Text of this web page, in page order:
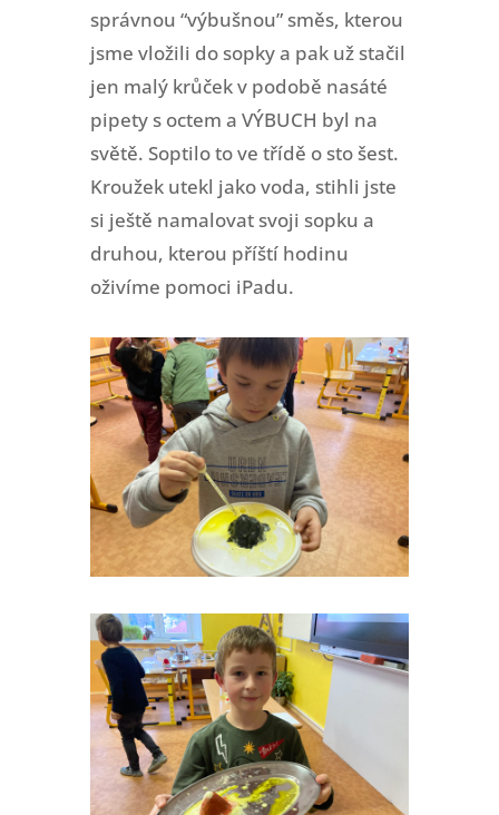
správnou “výbušnou” směs, kterou
jsme vložili do sopky a pak už stačil
jen malý krůček v podobě nasáté
pipety s octem a VÝBUCH byl na
světě. Soptilo to ve třídě o sto šest.
Kroužek utekl jako voda, stihli jste
si ještě namalovat svoji sopku a
druhou, kterou příští hodinu
oživíme pomoci iPadu.